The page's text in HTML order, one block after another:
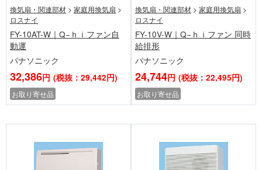
換気扇・関連部材 > 家庭用換気扇 >
ロスナイ
FY-10AT-W｜Q−ｈｉファン自
動運
パナソニック
32,386円 (税抜：29,442円)
お取り寄せ品
換気扇・関連部材 > 家庭用換気扇 >
ロスナイ
FY-10V-W｜Q−ｈｉファン 同時
給排形
パナソニック
24,744円 (税抜：22,495円)
お取り寄せ品